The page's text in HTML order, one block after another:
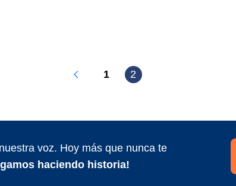
1 2
voz. Hoy más que nunca te
haciendo historia!